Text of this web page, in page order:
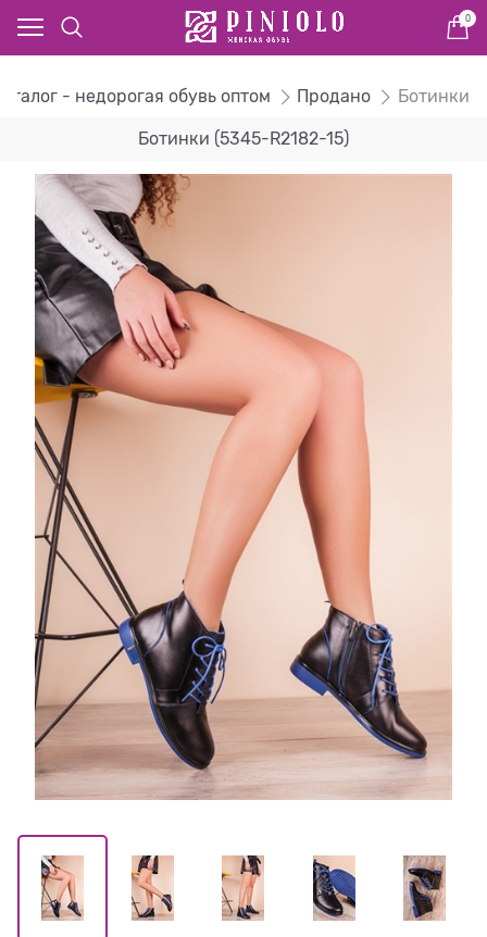
0
- недорогая обувь оптом Продано Ботинки
Ботинки (5345-R2182-15)